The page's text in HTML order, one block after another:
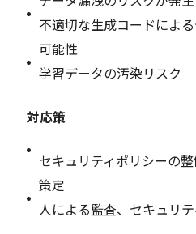
不適切な生成コードによ
可能性
学習データの汚染リスク
対応策
セキュリティポリシーの
策定
人による監査、セキュリ